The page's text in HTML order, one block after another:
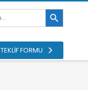
Search Button
TEKLİF FORMU